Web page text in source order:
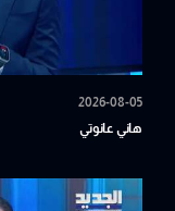
2026-08-05
هاني عانوتي